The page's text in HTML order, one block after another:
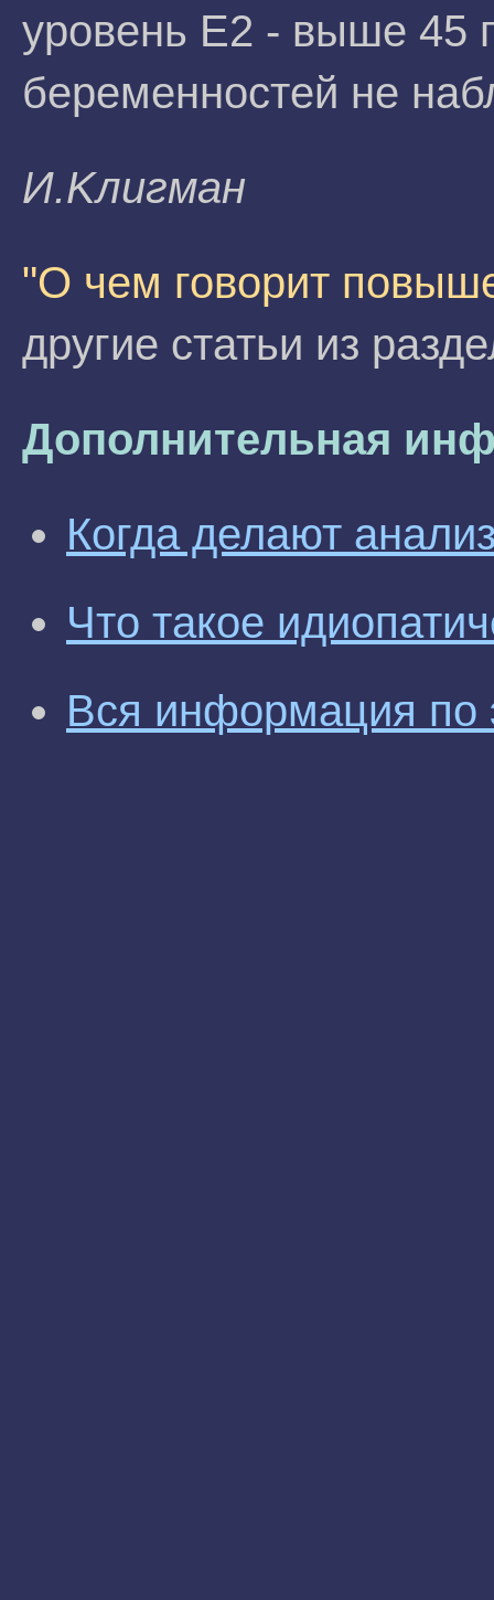
уровень Е2 - выше 45
беременностей не
И.Kлигмaн
"О чем говорит
другие статьи из
Дополнительная
Когда делают
Что такое
Вся информация по